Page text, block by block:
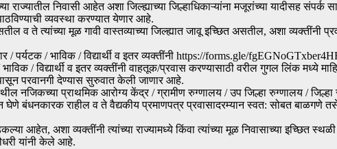
राज्यातील निवासी आहेत अशा जिल्ह्याच्या जिल्हाधिकाऱ्यांना मजूरांच्या यादीसह
व्यवस्था करण्यात येणार आहे.
व ते त्यांच्या मूळ गावी वास्तव्याच्या जिल्ह्यात जावू इच्छित असतील, अशा व्यक्तींनी
/ पर्यटक / भाविक / विद्यार्थी व इतर व्यक्तींनी https://forms.gle/
/ विद्यार्थी व इतर व्यक्तींनी वाहतूक/प्रवास करण्यासाठी वरील गुगल लिंक मध्ये
परवानगी देण्यास सुरुवात केली जाणार आहे.
नजिकच्या प्राथमिक आरोग्य केंद्र / ग्रामीण रुग्णालय / उप जिल्हा रुग्णालय /
बंधनकारक राहील व ते वैद्यकीय प्रमाणपत्र प्रवासादरम्यान स्वत: सोबत
आहेत, अशा व्यक्तींनी त्यांच्या राज्यामध्ये किंवा त्यांच्या मूळ निवासाच्या इच्छित स्थळी
यांनी केले आहे.